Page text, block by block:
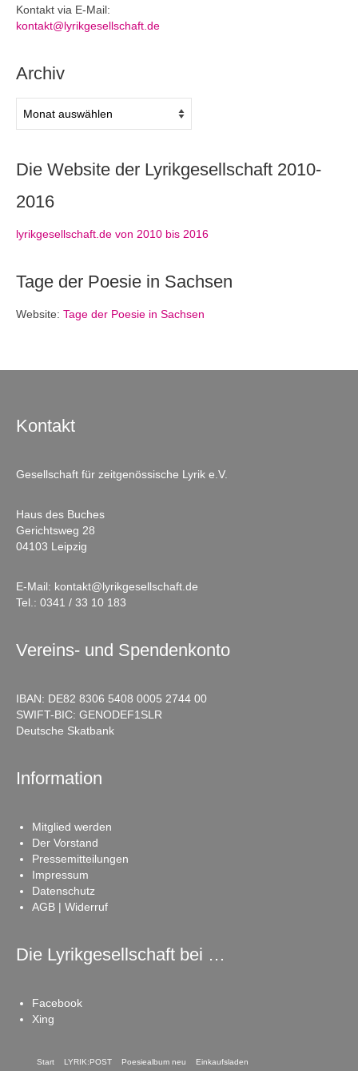
Kontakt via E-Mail:
kontakt@lyrikgesellschaft.de
Archiv
Die Website der Lyrikgesellschaft 2010-
2016
lyrikgesellschaft.de von 2010 bis 2016
Tage der Poesie in Sachsen
Website: Tage der Poesie in Sachsen
Kontakt
Gesellschaft für zeitgenössische Lyrik e.V.
Haus des Buches
Gerichtsweg 28
04103 Leipzig
E-Mail: kontakt@lyrikgesellschaft.de
Tel.: 0341 / 33 10 183
Vereins- und Spendenkonto
IBAN: DE82 8306 5408 0005 2744 00
SWIFT-BIC: GENODEF1SLR
Deutsche Skatbank
Information
Mitglied werden
Der Vorstand
Pressemitteilungen
Impressum
Datenschutz
AGB | Widerruf
Die Lyrikgesellschaft bei …
Facebook
Xing
Start LYRIK:POST Poesiealbum neu Einkaufsladen